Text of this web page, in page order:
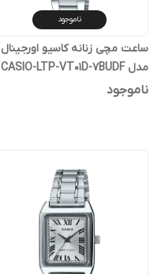
ناموجود
ساعت مچی زنانه کاسیو اورجینال
مدل CASIO-LTP-VT01D-7BUDF
ناموجود